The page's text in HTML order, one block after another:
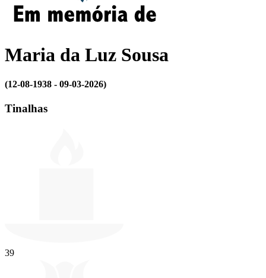
Maria da Luz Sousa
(12-08-1938 - 09-03-2026)
Tinalhas
39